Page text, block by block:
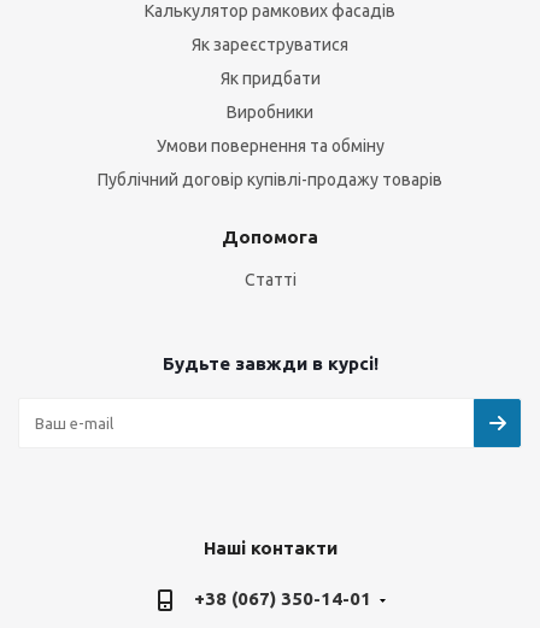
Калькулятор рамкових фасадів
Як зареєструватися
Як придбати
Виробники
Умови повернення та обміну
Публічний договір купівлі-продажу товарів
Допомога
Статті
Будьте завжди в курсі!
Наші контакти
+38 (067) 350-14-01